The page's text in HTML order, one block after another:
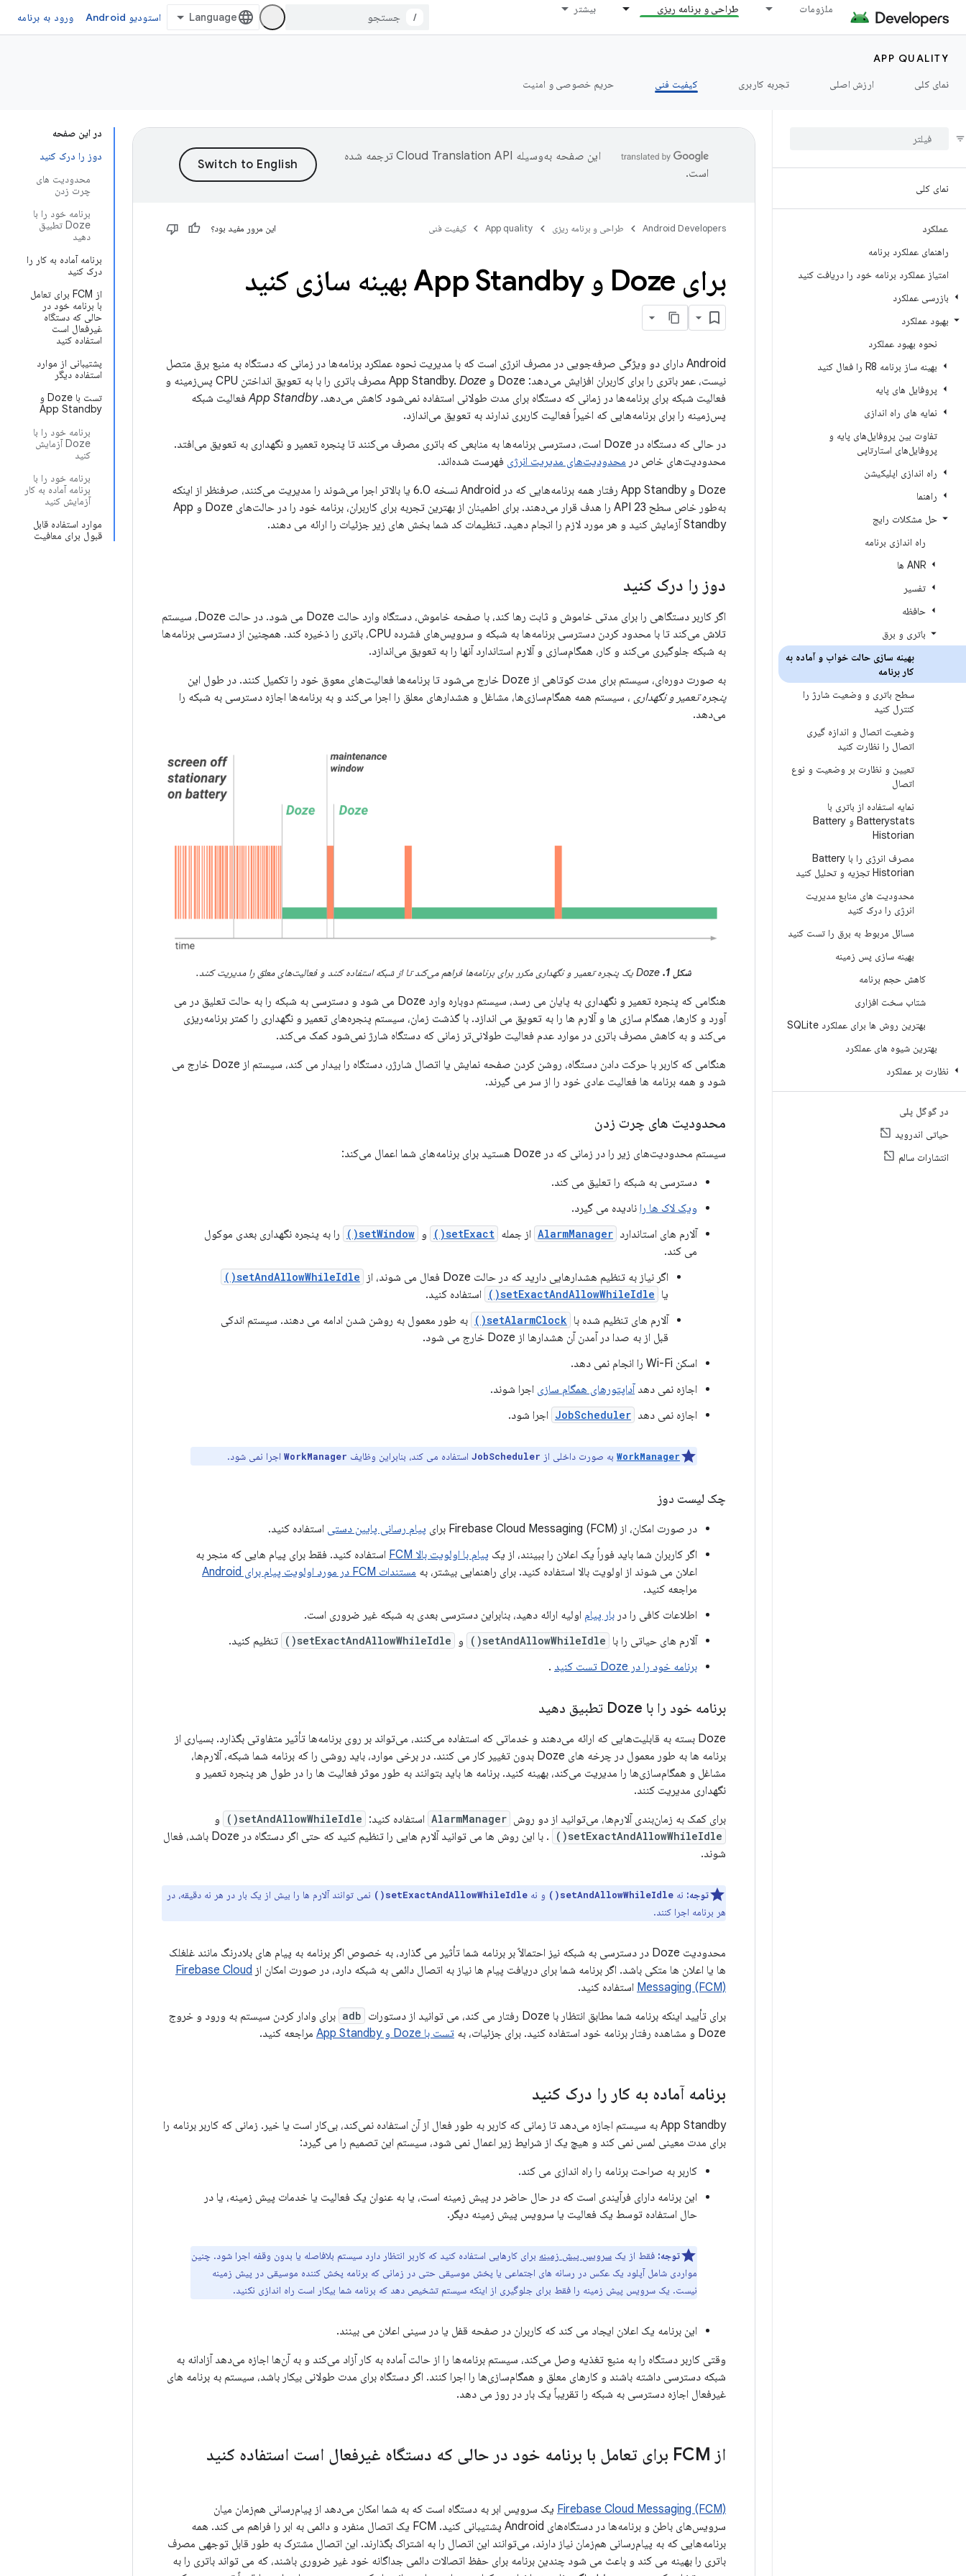
ملزومات طراحی و برنامه ریزی بیشتر
/ استودیو Android ورود به برنامه
APP QUALITY
نمای کلی
ارزش اصلی تجربه کاربری کیفیت فنی حریم خصوصی و امنیت
نمای کلی
عملکرد
راهنمای عملکرد برنامه
امتیاز عملکرد برنامه خود را دریافت کنید
بازرسی عملکرد
بهبود عملکرد
نحوه بهبود عملکرد
بهینه ساز برنامه R8 را فعال کنید
پروفایل های پایه
نمایه های راه اندازی
تفاوت بین پروفایل‌های پایه و
پروفایل‌های استارتاپی
راه اندازی اپلیکیشن
راهنما
حل مشکلات رایج
راه اندازی برنامه
ANR ها
تفسیر
حافظه
باتری و برق
بهینه سازی حالت خواب و آماده به
کار برنامه
سطح باتری و وضعیت شارژ را
کنترل کنید
وضعیت اتصال و اندازه گیری
اتصال را نظارت کنید
تعیین و نظارت بر وضعیت و نوع
اتصال
نمایه استفاده از باتری با
Batterystats و Battery
Historian
مصرف انرژی را با Battery
Historian تجزیه و تحلیل کنید
محدودیت های منابع مدیریت
انرژی را درک کنید
مسائل مربوط به برق را تست کنید
بهینه سازی پس زمینه
کاهش حجم برنامه
شتاب سخت افزاری
بهترین روش ها برای عملکرد SQLite
بهترین شیوه های عملکرد
نظارت بر عملکرد
در گوگل پلی
حیاتی اندروید
انتشارات سالم
در این صفحه
دوز را درک کنید
محدودیت های
چرت زدن
برنامه خود را با
Doze تطبیق
دهید
برنامه آماده به کار را
درک کنید
از FCM برای تعامل
با برنامه خود در
حالی که دستگاه
غیرفعال است
استفاده کنید
پشتیبانی از موارد
استفاده دیگر
تست با Doze و
App Standby
برنامه خود را با
Doze آزمایش
کنید
برنامه خود را با
برنامه آماده به کار
آزمایش کنید
موارد استفاده قابل
قبول برای معافیت
این صفحه به‌وسیله
ترجمه شده
است.
Android Developers طراحی و برنامه ریزی App quality کیفیت فنی این مرور مفید بود؟
برای Doze و App Standby بهینه سازی کنید
Android دارای دو ویژگی صرفه‌جویی در مصرف انرژی است که با مدیریت نحوه عملکرد برنامه‌ها در زمانی که دستگاه به منبع برق متصل
نیست، عمر باتری را برای کاربران افزایش می‌دهد: Doze و App Standby.
Doze
مصرف باتری را با به تعویق انداختن CPU پس‌زمینه و
فعالیت شبکه برای برنامه‌ها در زمانی که دستگاه برای مدت طولانی استفاده نمی‌شود کاهش می‌دهد.App Standbyفعالیت شبکه
پس‌زمینه را برای برنامه‌هایی که اخیراً فعالیت کاربری ندارند به تعویق می‌اندازد.
در حالی که دستگاه در Doze است، دسترسی برنامه‌ها به منابعی که باتری مصرف می‌کنند تا پنجره تعمیر و نگهداری به تعویق می‌افتد.
محدودیت‌های خاص در محدودیت‌های مدیریت انرژی فهرست شده‌اند.
Doze و App Standby رفتار همه برنامه‌هایی که در Android نسخه 6.0 یا بالاتر اجرا می‌شوند را مدیریت می‌کنند، صرفنظر از اینکه
به‌طور خاص سطح API 23 را هدف قرار می‌دهند. برای اطمینان از بهترین تجربه برای کاربران، برنامه خود را در حالت‌های Doze و App
Standby آزمایش کنید و هر مورد لازم را انجام دهید. تنظیمات کد شما بخش های زیر جزئیات را ارائه می دهند.
دوز را درک کنید
اگر کاربر دستگاهی را برای مدتی خاموش و ثابت رها کند، با صفحه خاموش، دستگاه وارد حالت Doze می شود. در حالت Doze، سیستم
تلاش می‌کند تا با محدود کردن دسترسی برنامه‌ها به شبکه و سرویس‌های فشرده CPU، باتری را ذخیره کند. همچنین از دسترسی برنامه‌ها
به شبکه جلوگیری می‌کند و کار، همگام‌سازی و آلارم استاندارد آنها را به تعویق می‌اندازد.
به صورت دوره‌ای، سیستم برای مدت کوتاهی از Doze خارج می‌شود تا برنامه‌ها فعالیت‌های معوق خود را تکمیل کنند. در طول این
پنجره تعمیر و نگهداری ، سیستم همه همگام‌سازی‌ها، مشاغل و هشدارهای معلق را اجرا می‌کند و به برنامه‌ها اجازه دسترسی به شبکه را
می‌دهد.
شکل 1.
هنگامی که پنجره تعمیر و نگهداری به پایان می رسد، سیستم دوباره وارد Doze می شود و دسترسی به شبکه را به حالت تعلیق در می
آورد و کارها، همگام سازی ها و آلارم ها را به تعویق می اندازد. با گذشت زمان، سیستم پنجره‌های تعمیر و نگهداری را کمتر برنامه‌ریزی
می‌کند و به کاهش مصرف باتری در موارد عدم فعالیت طولانی‌تر زمانی که دستگاه شارژ نمی‌شود کمک می‌کند.
هنگامی که کاربر با حرکت دادن دستگاه، روشن کردن صفحه نمایش یا اتصال شارژر، دستگاه را بیدار می کند، سیستم از Doze خارج می
شود و همه برنامه ها فعالیت عادی خود را از سر می گیرند.
محدودیت های چرت زدن
سیستم محدودیت‌های زیر را در زمانی که در Doze هستید برای برنامه‌های شما اعمال می‌کند:
دسترسی به شبکه را تعلیق می کند.
ویک لاک ها را نادیده می گیرد.
آلارم های استاندارد AlarmManager از جمله setExact() و setWindow()
را به پنجره نگهداری بعدی موکول
می کند.
اگر نیاز به تنظیم هشدارهایی دارید که در حالت Doze فعال می شوند، از
setAndAllowWhileIdle()
یا setExactAndAllowWhileIdle()
استفاده کنید.
آلارم های تنظیم شده با setAlarmClock()
به طور معمول به روشن شدن ادامه می دهند. سیستم اندکی
قبل از به صدا در آمدن آن هشدارها از Doze خارج می شود.
اسکن Wi-Fi را انجام نمی دهد.
اجازه نمی دهدآداپتورهای همگام سازی اجرا شوند.
اجازه نمی دهد JobScheduler اجرا شود.
WorkManager به صورت داخلی از JobScheduler استفاده می کند، بنابراین وظایف WorkManager اجرا نمی شود.
چک لیست دوز
در صورت امکان، از Firebase Cloud Messaging (FCM) برای پیام رسانی پایین دستی استفاده کنید.
اگر کاربران شما باید فوراً یک اعلان را ببینند، از یک پیام با اولویت بالا FCM
استفاده کنید. فقط برای پیام هایی که منجر به
اعلان می شوند از اولویت بالا استفاده کنید. برای راهنمایی بیشتر، به مستندات FCM در مورد اولویت پیام برای Android
مراجعه کنید.
اطلاعات کافی را در بار پیام اولیه ارائه دهید، بنابراین دسترسی بعدی به شبکه غیر ضروری است.
آلارم های حیاتی را با setAndAllowWhileIdle() و setExactAndAllowWhileIdle()
تنظیم کنید.
برنامه خود را در Doze تست کنید
.
برنامه خود را با Doze تطبیق دهید
Doze بسته به قابلیت‌هایی که ارائه می‌دهند و خدماتی که استفاده می‌کنند، می‌تواند بر روی برنامه‌ها تأثیر متفاوتی بگذارد. بسیاری از
برنامه ها به طور معمول در چرخه های Doze بدون تغییر کار می کنند. در برخی موارد، باید روشی را که برنامه شما شبکه، آلارم‌ها،
مشاغل و همگام‌سازی‌ها را مدیریت می‌کند، بهینه کنید. برنامه ها باید بتوانند به طور موثر فعالیت ها را در طول هر پنجره تعمیر و
نگهداری مدیریت کنند.
برای کمک به زمان‌بندی آلارم‌ها، می‌توانید از دو روش AlarmManager استفاده کنید: setAndAllowWhileIdle() و
setExactAndAllowWhileIdle()
. با این روش ها می توانید آلارم هایی را تنظیم کنید که حتی اگر دستگاه در Doze باشد، فعال
شوند.
توجه: نه setAndAllowWhileIdle() و نه setExactAndAllowWhileIdle()
نمی توانند آلارم ها را بیش از یک بار در هر نه دقیقه، در
هر برنامه اجرا کنند.
محدودیت Doze در دسترسی به شبکه نیز احتمالاً بر برنامه شما تأثیر می گذارد، به خصوص اگر برنامه به پیام های بلادرنگ مانند غلغلک
ها یا اعلان ها متکی باشد. اگر برنامه شما برای دریافت پیام ها نیاز به اتصال دائمی به شبکه دارد، در صورت امکان از Firebase Cloud
Messaging (FCM) استفاده کنید.
برای تأیید اینکه برنامه شما مطابق انتظار با Doze رفتار می کند، می توانید از دستورات
adb برای وادار کردن سیستم به ورود و خروج
Doze و مشاهده رفتار برنامه خود استفاده کنید. برای جزئیات، به
تست با Doze و App Standby مراجعه کنید.
برنامه آماده به کار را درک کنید
App Standby به سیستم اجازه می‌دهد تا زمانی که کاربر به طور فعال از آن استفاده نمی‌کند، بی‌کار است یا خیر. زمانی که کاربر برنامه را
برای مدت معینی لمس نمی کند و هیچ یک از شرایط زیر اعمال نمی شود، سیستم این تصمیم را می گیرد:
کاربر به صراحت برنامه را راه اندازی می کند.
این برنامه دارای فرآیندی است که در حال حاضر در پیش زمینه است، یا به عنوان یک فعالیت یا خدمات پیش زمینه، یا در
حال استفاده توسط یک فعالیت یا سرویس پیش زمینه دیگر.
توجه: فقط از یک سرویس پیش زمینه برای کارهایی استفاده کنید که کاربر انتظار دارد سیستم بلافاصله یا بدون وقفه اجرا شود. چنین
مواردی شامل آپلود یک عکس در رسانه های اجتماعی یا پخش موسیقی حتی در زمانی که برنامه پخش کننده موسیقی در پیش زمینه
نیست. یک سرویس پیش زمینه را فقط برای جلوگیری از اینکه سیستم تشخیص دهد که برنامه شما بیکار است راه اندازی نکنید.
این برنامه یک اعلان ایجاد می کند که کاربران در صفحه قفل یا در سینی اعلان می بینند.
وقتی کاربر دستگاه را به منبع تغذیه وصل می‌کند، سیستم برنامه‌ها را از حالت آماده به کار آزاد می‌کند و به آن‌ها اجازه می‌دهد آزادانه به
شبکه دسترسی داشته باشند و کارهای معلق و همگام‌سازی‌ها را اجرا کنند. اگر دستگاه برای مدت طولانی بیکار باشد، سیستم به برنامه های
غیرفعال اجازه دسترسی به شبکه را تقریباً یک بار در روز می دهد.
از FCM برای تعامل با برنامه خود در حالی که دستگاه غیرفعال است استفاده کنید
Firebase Cloud Messaging (FCM) یک سرویس ابر به دستگاه است که به شما امکان می‌دهد از پیام‌رسانی هم‌زمان میان
سرویس‌های باطن و برنامه‌ها در دستگاه‌های Android پشتیبانی کنید. FCM یک اتصال منفرد و دائمی به ابر را فراهم می کند. همه
برنامه‌هایی که به پیام‌رسانی هم‌زمان نیاز دارند، می‌توانند این اتصال را به اشتراک بگذارند. این اتصال مشترک به طور قابل توجهی مصرف
باتری را بهینه می کند و باعث می شود چندین برنامه برای حفظ اتصالات دائمی جداگانه خود غیر ضروری باشند، که می تواند باتری را به